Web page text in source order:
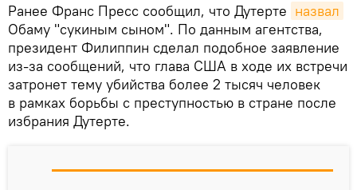
Ранее Франс Пресс сообщил, что Дутерте назвал
Обаму "сукиным сыном". По данным агентства,
президент Филиппин сделал подобное заявление
из-за сообщений, что глава США в ходе их встречи
затронет тему убийства более 2 тысяч человек
в рамках борьбы с преступностью в стране после
избрания Дутерте.